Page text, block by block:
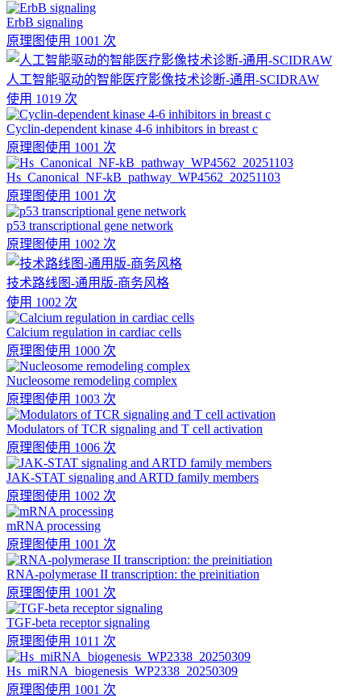
ErbB signaling
原理图使用 1001 次
人工智能驱动的智能医疗影像技术诊断-通用-SCIDRAW
使用 1019 次
Cyclin-dependent kinase 4-6 inhibitors in breast c
原理图使用 1001 次
Hs_Canonical_NF-kB_pathway_WP4562_20251103
原理图使用 1001 次
p53 transcriptional gene network
原理图使用 1002 次
技术路线图-通用版-商务风格
使用 1002 次
Calcium regulation in cardiac cells
原理图使用 1000 次
Nucleosome remodeling complex
原理图使用 1003 次
Modulators of TCR signaling and T cell activation
原理图使用 1006 次
JAK-STAT signaling and ARTD family members
原理图使用 1002 次
mRNA processing
原理图使用 1001 次
RNA-polymerase II transcription: the preinitiation
原理图使用 1001 次
TGF-beta receptor signaling
原理图使用 1011 次
Hs_miRNA_biogenesis_WP2338_20250309
原理图使用 1001 次